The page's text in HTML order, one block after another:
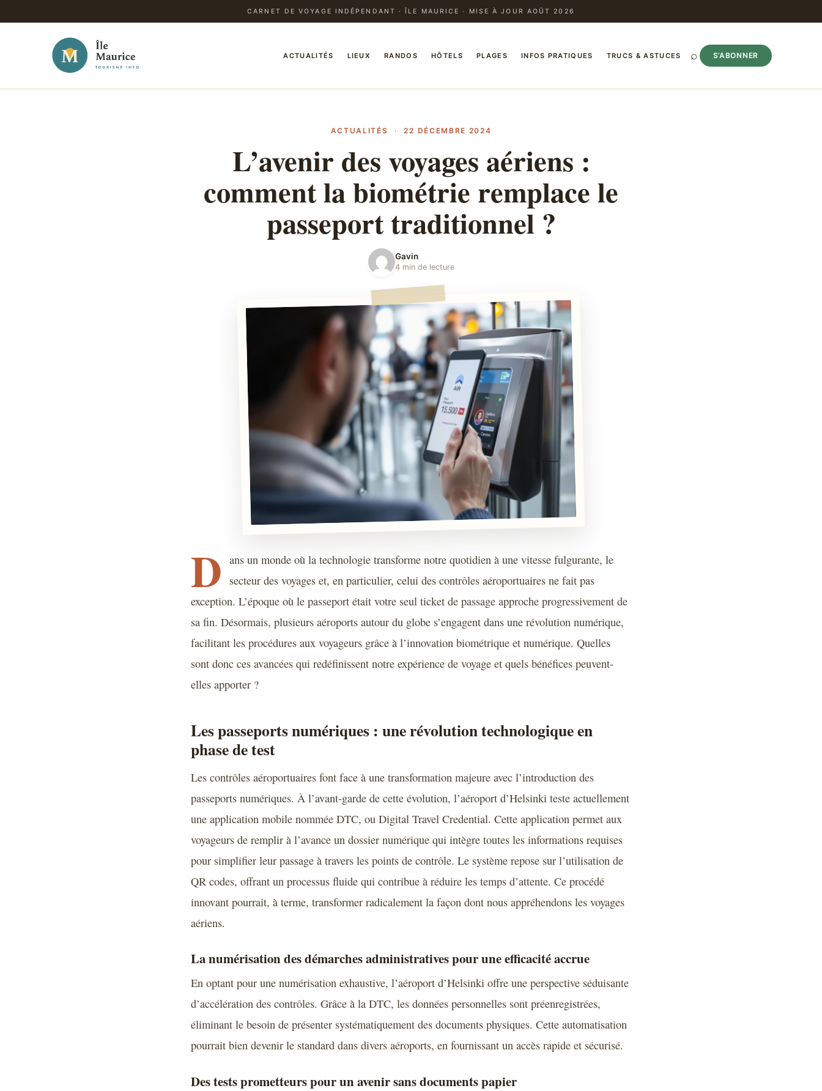
CARNET DE VOYAGE INDÉPENDANT · ÎLE MAURICE · MISE À JOUR AOÛT 2026
ACTUALITÉS LIEUX RANDOS HÔTELS PLAGES INFOS PRATIQUES TRUCS & ASTUCES ⌕ S’ABONNER
ACTUALITÉS · 22 DÉCEMBRE 2024
L’avenir des voyages aériens :
comment la biométrie remplace le
passeport traditionnel ?
Gavin
4 min de lecture
D ans un monde où la technologie transforme notre quotidien à une vitesse fulgurante, le
secteur des voyages et, en particulier, celui des contrôles aéroportuaires ne fait pas
exception. L’époque où le passeport était votre seul ticket de passage approche progressivement de
sa fin. Désormais, plusieurs aéroports autour du globe s’engagent dans une révolution numérique,
facilitant les procédures aux voyageurs grâce à l’innovation biométrique et numérique. Quelles
sont donc ces avancées qui redéfinissent notre expérience de voyage et quels bénéfices peuvent-
elles apporter ?
Les passeports numériques : une révolution technologique en
phase de test
Les contrôles aéroportuaires font face à une transformation majeure avec l’introduction des
passeports numériques. À l’avant-garde de cette évolution, l’aéroport d’Helsinki teste actuellement
une application mobile nommée DTC, ou Digital Travel Credential. Cette application permet aux
voyageurs de remplir à l’avance un dossier numérique qui intègre toutes les informations requises
pour simplifier leur passage à travers les points de contrôle. Le système repose sur l’utilisation de
QR codes, offrant un processus fluide qui contribue à réduire les temps d’attente. Ce procédé
innovant pourrait, à terme, transformer radicalement la façon dont nous appréhendons les voyages
aériens.
La numérisation des démarches administratives pour une efficacité accrue
En optant pour une numérisation exhaustive, l’aéroport d’Helsinki offre une perspective séduisante
d’accélération des contrôles. Grâce à la DTC, les données personnelles sont préenregistrées,
éliminant le besoin de présenter systématiquement des documents physiques. Cette automatisation
pourrait bien devenir le standard dans divers aéroports, en fournissant un accès rapide et sécurisé.
Des tests prometteurs pour un avenir sans documents papier